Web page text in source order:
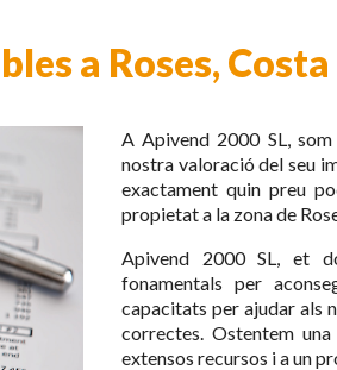
a Roses,
A Apivend 2000 SL,
nostra valoració del seu
exactament quin preu
propietat a la zona de
Apivend 2000 SL, et
fonamentals per
capacitats per ajudar als
correctes. Ostentem
extensos recursos i a un